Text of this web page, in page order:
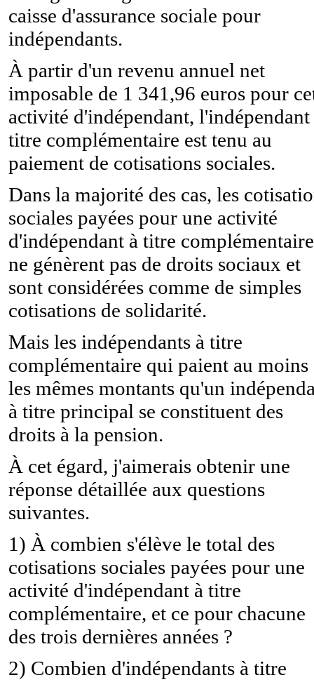
caisse d'assurance sociale pour
indépendants.
À partir d'un revenu annuel net
imposable de 1 341,96 euros pour
activité d'indépendant, l'indépendant
titre complémentaire est tenu au
paiement de cotisations sociales.
Dans la majorité des cas, les
sociales payées pour une activité
d'indépendant à titre complémentaire
ne génèrent pas de droits sociaux et
sont considérées comme de simples
cotisations de solidarité.
Mais les indépendants à titre
complémentaire qui paient au moins
les mêmes montants qu'un
à titre principal se constituent des
droits à la pension.
À cet égard, j'aimerais obtenir une
réponse détaillée aux questions
suivantes.
1) À combien s'élève le total des
cotisations sociales payées pour une
activité d'indépendant à titre
complémentaire, et ce pour chacune
des trois dernières années ?
2) Combien d'indépendants à titre